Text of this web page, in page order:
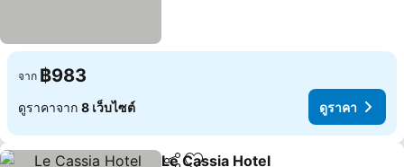
จาก ฿983
ดูราคาจาก 8 เว็บไซต์ ดูราคา
Le Cassia Hotel